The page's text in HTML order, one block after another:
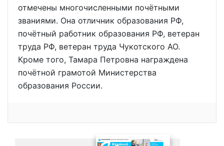
отмечены многочисленными почётными
званиями. Она отличник образования РФ,
почётный работник образования РФ, ветеран
труда РФ, ветеран труда Чукотского АО.
Кроме того, Тамара Петровна награждена
почётной грамотой Министерства
образования России.